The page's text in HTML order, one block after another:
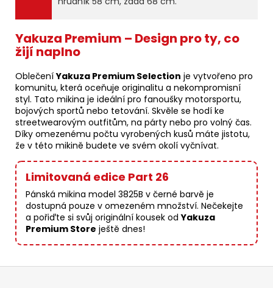
Yakuza Premium – Design pro ty, co
žijí naplno
OblečeníYakuza Premium Selection je vytvořeno pro
komunitu, která oceňuje originalitu a nekompromisní
styl. Tato mikina je ideální pro fanoušky motorsportu,
bojových sportů nebo tetování. Skvěle se hodí ke
streetwearovým outfitům, na párty nebo pro volný čas.
Díky omezenému počtu vyrobených kusů máte jistotu,
že v této mikině budete ve svém okolí vyčnívat.
Limitovaná edice Part 26
Pánská mikina model 3825B v černé barvě je
dostupná pouze v omezeném množství. Nečekejte
a pořiďte si svůj originální kousek odYakuza
Premium Store ještě dnes!